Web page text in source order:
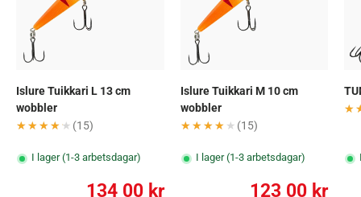
Islure Tuikkari L 13 cm
wobbler
★★★★★
★★★★★ (15)
I lager (1-3 arbetsdagar)
134 00 kr
Islure Tuikkari M 10 cm
wobbler
★★★★★
★★★★★ (15)
I lager (1-3 arbetsdagar)
123 00 kr